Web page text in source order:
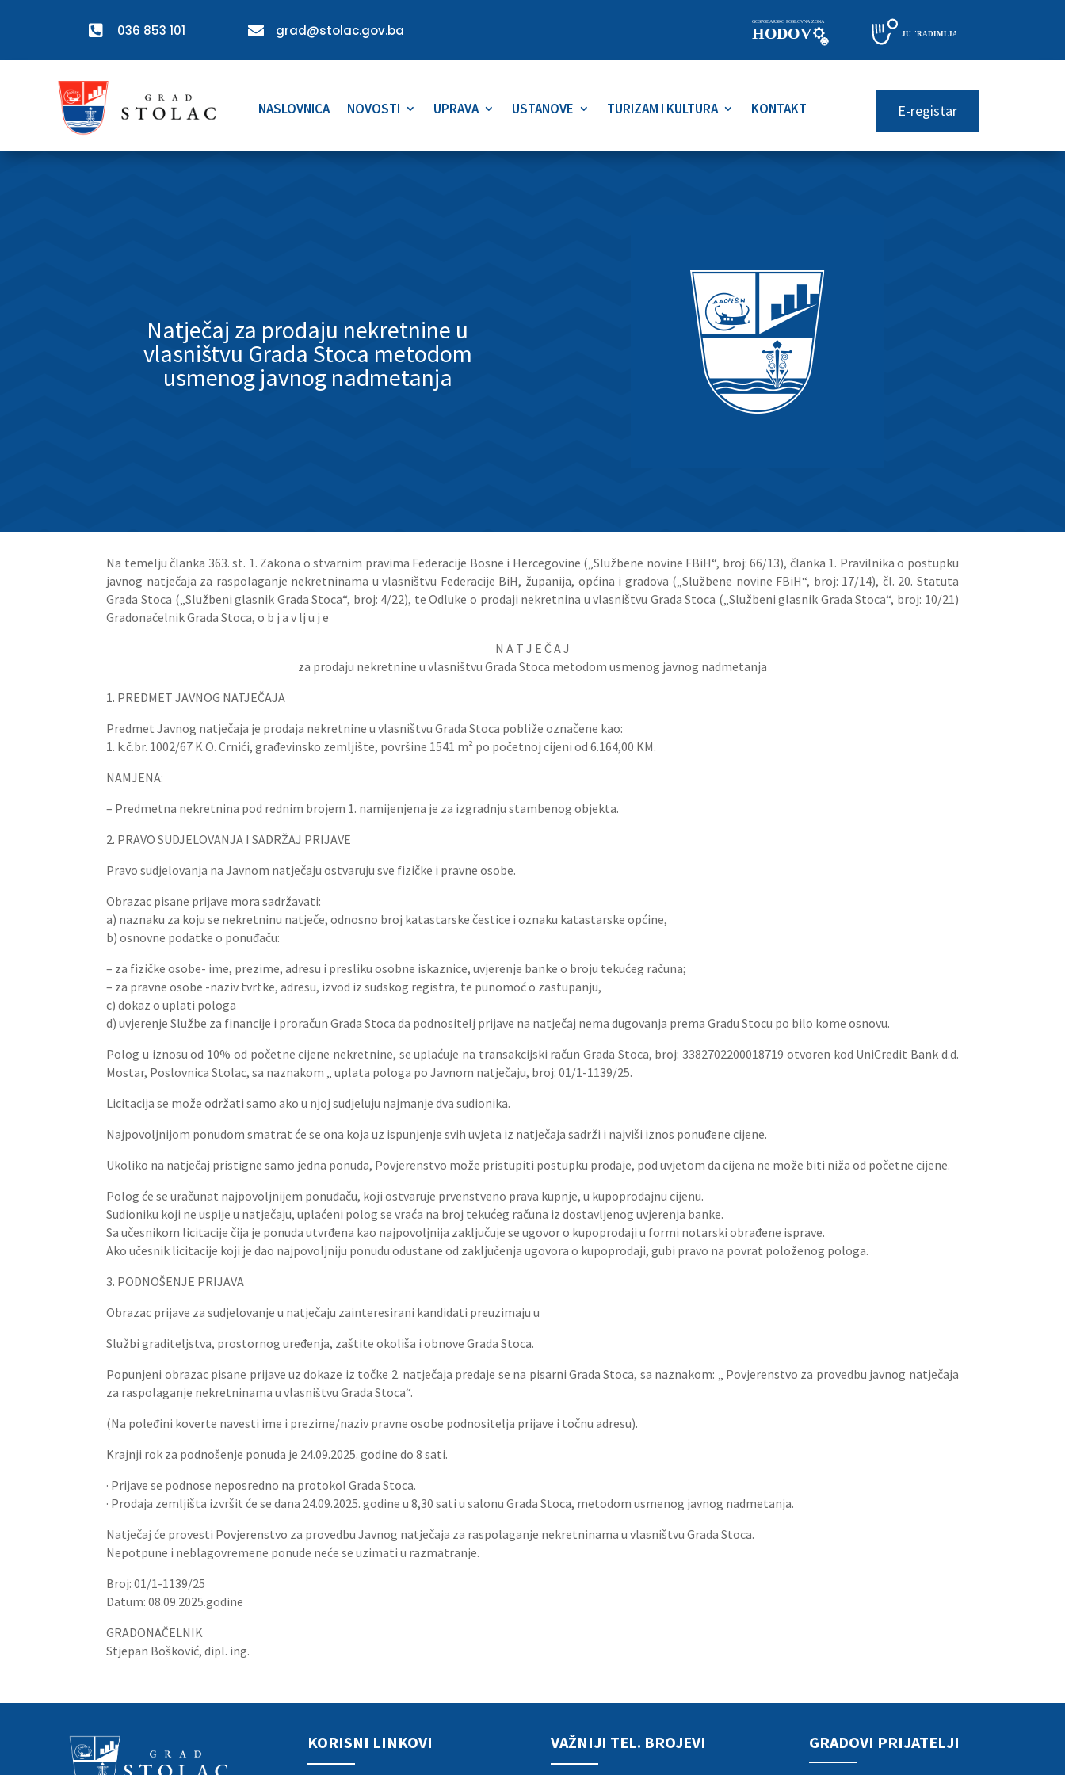
 036 853 101  grad@stolac.gov.ba
NASLOVNICA NOVOSTI UPRAVA USTANOVE TURIZAM I KULTURA KONTAKT E-registar
Natječaj za prodaju nekretnine u
vlasništvu Grada Stoca metodom
usmenog javnog nadmetanja
Na temelju članka 363. st. 1. Zakona o stvarnim pravima Federacije Bosne i Hercegovine („Službene novine FBiH“, broj: 66/13), članka 1. Pravilnika o postupku
javnog natječaja za raspolaganje nekretninama u vlasništvu Federacije BiH, županija, općina i gradova („Službene novine FBiH“, broj: 17/14), čl. 20. Statuta
Grada Stoca („Službeni glasnik Grada Stoca“, broj: 4/22), te Odluke o prodaji nekretnina u vlasništvu Grada Stoca („Službeni glasnik Grada Stoca“, broj: 10/21)
Gradonačelnik Grada Stoca, o b j a v lj u j e
N A T J E Č A J
za prodaju nekretnine u vlasništvu Grada Stoca metodom usmenog javnog nadmetanja
1. PREDMET JAVNOG NATJEČAJA
Predmet Javnog natječaja je prodaja nekretnine u vlasništvu Grada Stoca pobliže označene kao:
1. k.č.br. 1002/67 K.O. Crnići, građevinsko zemljište, površine 1541 m² po početnoj cijeni od 6.164,00 KM.
NAMJENA:
– Predmetna nekretnina pod rednim brojem 1. namijenjena je za izgradnju stambenog objekta.
2. PRAVO SUDJELOVANJA I SADRŽAJ PRIJAVE
Pravo sudjelovanja na Javnom natječaju ostvaruju sve fizičke i pravne osobe.
Obrazac pisane prijave mora sadržavati:
a) naznaku za koju se nekretninu natječe, odnosno broj katastarske čestice i oznaku katastarske općine,
b) osnovne podatke o ponuđaču:
– za fizičke osobe- ime, prezime, adresu i presliku osobne iskaznice, uvjerenje banke o broju tekućeg računa;
– za pravne osobe -naziv tvrtke, adresu, izvod iz sudskog registra, te punomoć o zastupanju,
c) dokaz o uplati pologa
d) uvjerenje Službe za financije i proračun Grada Stoca da podnositelj prijave na natječaj nema dugovanja prema Gradu Stocu po bilo kome osnovu.
Polog u iznosu od 10% od početne cijene nekretnine, se uplaćuje na transakcijski račun Grada Stoca, broj: 3382702200018719 otvoren kod UniCredit Bank d.d.
Mostar, Poslovnica Stolac, sa naznakom „ uplata pologa po Javnom natječaju, broj: 01/1-1139/25.
Licitacija se može održati samo ako u njoj sudjeluju najmanje dva sudionika.
Najpovoljnijom ponudom smatrat će se ona koja uz ispunjenje svih uvjeta iz natječaja sadrži i najviši iznos ponuđene cijene.
Ukoliko na natječaj pristigne samo jedna ponuda, Povjerenstvo može pristupiti postupku prodaje, pod uvjetom da cijena ne može biti niža od početne cijene.
Polog će se uračunat najpovoljnijem ponuđaču, koji ostvaruje prvenstveno prava kupnje, u kupoprodajnu cijenu.
Sudioniku koji ne uspije u natječaju, uplaćeni polog se vraća na broj tekućeg računa iz dostavljenog uvjerenja banke.
Sa učesnikom licitacije čija je ponuda utvrđena kao najpovoljnija zaključuje se ugovor o kupoprodaji u formi notarski obrađene isprave.
Ako učesnik licitacije koji je dao najpovoljniju ponudu odustane od zaključenja ugovora o kupoprodaji, gubi pravo na povrat položenog pologa.
3. PODNOŠENJE PRIJAVA
Obrazac prijave za sudjelovanje u natječaju zainteresirani kandidati preuzimaju u
Službi graditeljstva, prostornog uređenja, zaštite okoliša i obnove Grada Stoca.
Popunjeni obrazac pisane prijave uz dokaze iz točke 2. natječaja predaje se na pisarni Grada Stoca, sa naznakom: „ Povjerenstvo za provedbu javnog natječaja
za raspolaganje nekretninama u vlasništvu Grada Stoca“.
(Na poleđini koverte navesti ime i prezime/naziv pravne osobe podnositelja prijave i točnu adresu).
Krajnji rok za podnošenje ponuda je 24.09.2025. godine do 8 sati.
· Prijave se podnose neposredno na protokol Grada Stoca.
· Prodaja zemljišta izvršit će se dana 24.09.2025. godine u 8,30 sati u salonu Grada Stoca, metodom usmenog javnog nadmetanja.
Natječaj će provesti Povjerenstvo za provedbu Javnog natječaja za raspolaganje nekretninama u vlasništvu Grada Stoca.
Nepotpune i neblagovremene ponude neće se uzimati u razmatranje.
Broj: 01/1-1139/25
Datum: 08.09.2025.godine
GRADONAČELNIK
Stjepan Bošković, dipl. ing.
KORISNI LINKOVI VAŽNIJI TEL. BROJEVI GRADOVI PRIJATELJI